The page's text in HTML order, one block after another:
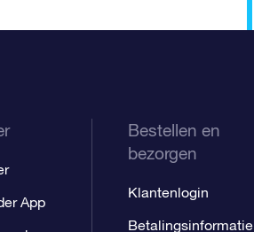
App
Bestellen en
bezorgen
Klantenlogin
Betalingsinformatie